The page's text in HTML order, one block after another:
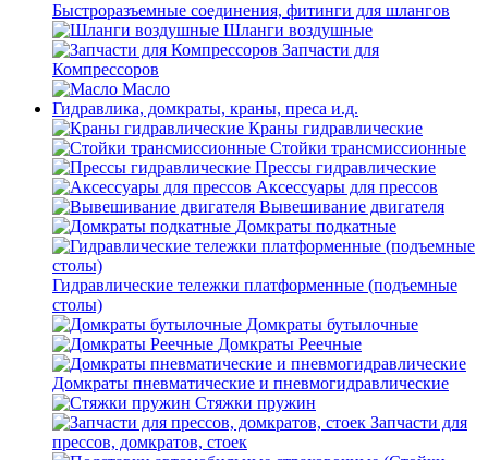
Быстроразъемные соединения, фитинги для шлангов
Шланги воздушные
Запчасти для
Компрессоров
Масло
Гидравлика, домкраты, краны, преса и.д.
Краны гидравлические
Стойки трансмиссионные
Прессы гидравлические
Аксессуары для прессов
Вывешивание двигателя
Домкраты подкатные
Гидравлические тележки платформенные (подъемные
столы)
Домкраты бутылочные
Домкраты Реечные
Домкраты пневматические и пневмогидравлические
Стяжки пружин
Запчасти для
прессов, домкратов, стоек